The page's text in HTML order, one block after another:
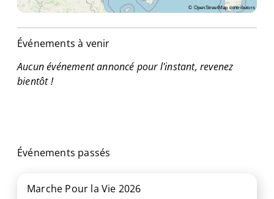
© OpenStreetMapcontributors
Événements à venir
Aucun événement annoncé pour l'instant, revenez
bientôt !
Événements passés
Marche Pour la Vie 2026